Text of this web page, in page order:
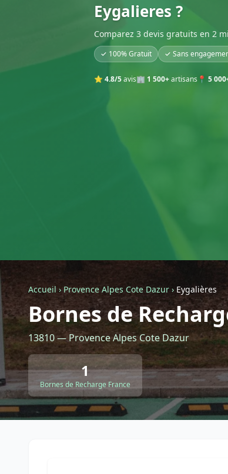
Eygalieres ?
Comparez 3 devis gratuits en 2
✓ 100% Gratuit ✓ Sans
⭐ 4.8/5avis🏢 1 500+artisans 📍 5
Accueil › Provence Alpes Cote Dazur › Eygalières
Bornes de
13810 — Provence Alpes Cote Dazur
1
Bornes de Recharge France